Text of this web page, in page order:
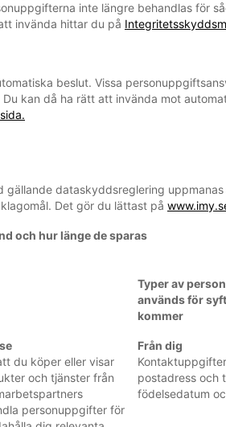
inte längre behandlas för
invända hittar du på
beslut. Vissa
kan då ha rätt att invända mot
dataskyddsreglering
Det gör du lättast på
och hur länge de sparas
Typer av
används för
kommer
du köper eller visar
och tjänster från
personuppgifter för
Från dig
postadress och
födelsedatum